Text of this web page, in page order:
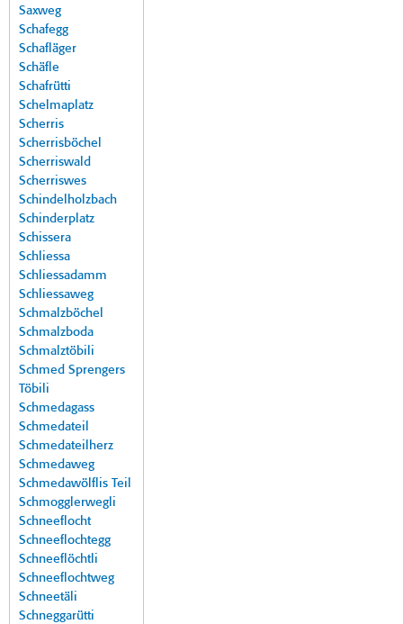
Saxweg
Schafegg
Schafläger
Schäfle
Schafrütti
Schelmaplatz
Scherris
Scherrisböchel
Scherriswald
Scherriswes
Schindelholzbach
Schinderplatz
Schissera
Schliessa
Schliessadamm
Schliessaweg
Schmalzböchel
Schmalzboda
Schmalztöbili
Schmed Sprengers
Töbili
Schmedagass
Schmedateil
Schmedateilherz
Schmedaweg
Schmedawölflis Teil
Schmogglerwegli
Schneeflocht
Schneeflochtegg
Schneeflöchtli
Schneeflochtweg
Schneetäli
Schneggarütti